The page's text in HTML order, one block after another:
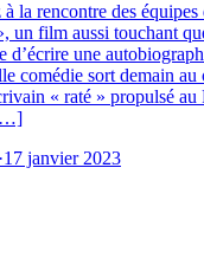
la rencontre des
un film aussi touchant
d’écrire une
comédie sort demain
« raté » propulsé
·17 janvier 2023